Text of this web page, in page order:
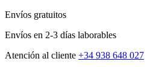
Envíos gratuitos
Envíos en 2-3 días laborables
Atención al cliente +34 938 648 027